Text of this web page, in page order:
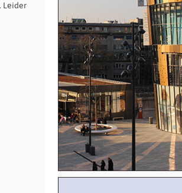
Leider